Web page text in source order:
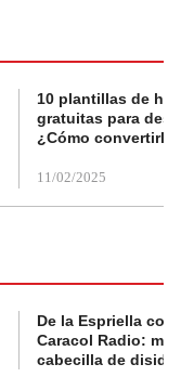
10 plantillas de
gratuitas para
¿Cómo convertirla
11/02/2025
De la Espriella
Caracol Radio:
cabecilla de